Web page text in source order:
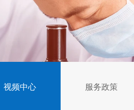
视频中心 服务政策